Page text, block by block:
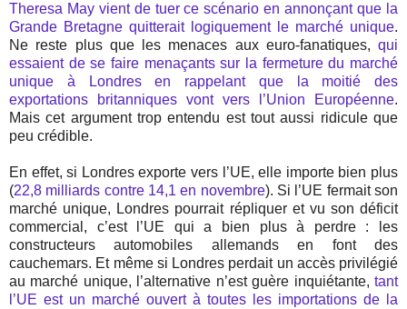
Theresa May vient de tuer ce scénario en annonçant que la
Grande Bretagne quitterait logiquement le marché unique.
Ne reste plus que les menaces aux euro-fanatiques, qui
essaient de se faire menaçants sur la fermeture du marché
unique à Londres en rappelant que la moitié des
exportations britanniques vont vers l’Union Européenne.
Mais cet argument trop entendu est tout aussi ridicule que
peu crédible.
En effet, si Londres exporte vers l’UE, elle importe bien plus
(22,8 milliards contre 14,1 en novembre). Si l’UE fermait son
marché unique, Londres pourrait répliquer et vu son déficit
commercial, c’est l’UE qui a bien plus à perdre : les
constructeurs automobiles allemands en font des
cauchemars. Et même si Londres perdait un accès privilégié
au marché unique, l’alternative n’est guère inquiétante, tant
l’UE est un marché ouvert à toutes les importations de la